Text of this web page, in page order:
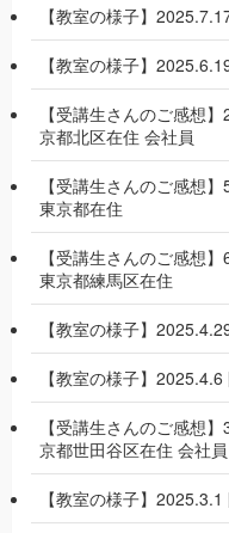
【教室の様子】
【教室の様子】
【受講生さんのご感想
京都北区在住 会社員
【受講生さんのご感想
東京都在住
【受講生さんのご感想
東京都練馬区在住
【教室の様子】
【教室の様子】2025.4.6
【受講生さんのご感想
京都世田谷区在住 会社員
【教室の様子】2025.3.1